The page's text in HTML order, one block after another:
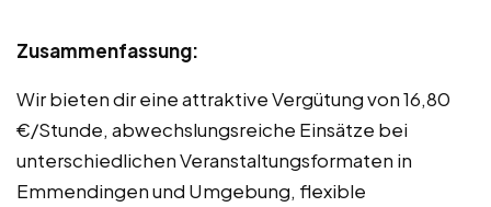
Zusammenfassung:
Wir bieten dir eine attraktive Vergütung von 16,80
€/Stunde, abwechslungsreiche Einsätze bei
unterschiedlichen Veranstaltungsformaten in
Emmendingen und Umgebung, flexible